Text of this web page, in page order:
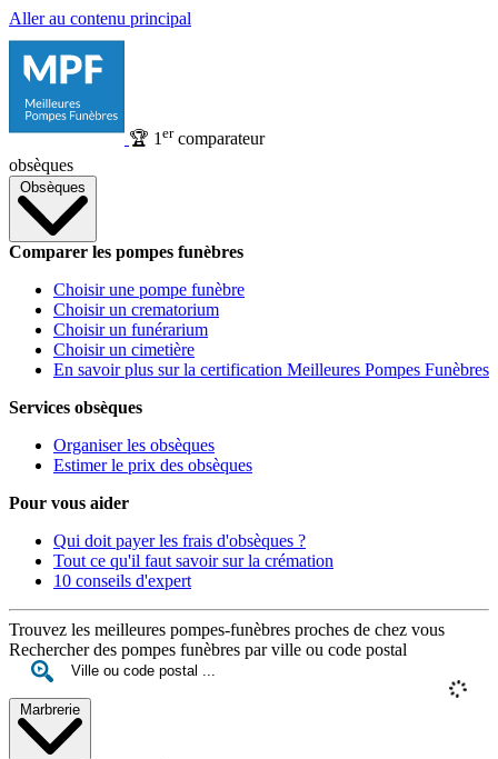
Aller au contenu principal
🏆 1 ercomparateur
obsèques
Obsèques
Comparer les pompes funèbres
Choisir une pompe funèbre
Choisir un crematorium
Choisir un funérarium
Choisir un cimetière
En savoir plus sur la certification Meilleures Pompes Funèbres
Services obsèques
Organiser les obsèques
Estimer le prix des obsèques
Pour vous aider
Qui doit payer les frais d'obsèques ?
Tout ce qu'il faut savoir sur la crémation
10 conseils d'expert
Trouvez les meilleures pompes-funèbres proches de chez vous
Rechercher des pompes funèbres par ville ou code postal
Marbrerie